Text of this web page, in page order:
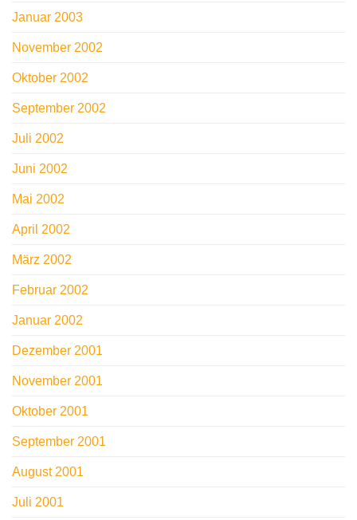
Januar 2003
November 2002
Oktober 2002
September 2002
Juli 2002
Juni 2002
Mai 2002
April 2002
März 2002
Februar 2002
Januar 2002
Dezember 2001
November 2001
Oktober 2001
September 2001
August 2001
Juli 2001